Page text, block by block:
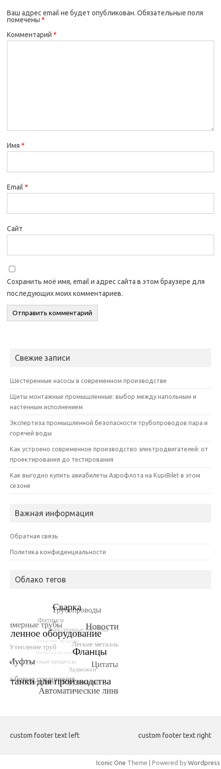
Ваш адрес email не будет опубликован. Обязательные поля
помечены *
Комментарий *
Имя *
Email *
Сайт
Сохранить моё имя, email и адрес сайта в этом браузере для
последующих моих комментариев.
Свежие записи
Шестеренные насосы в современном производстве
Щиты монтажные промышленные: выбор между напольным и
настенным исполнением
Экспертиза промышленной безопасности трубопроводов пара и
горячей воды
Как устроено современное производство электродвигателей: от
проектирования до тестирования
Как выгодно купить авиабилеты Аэрофлота на KupiBilet в этом
сезоне
Важная информация
Обратная связь
Политика конфиденциальности
Облако тегов
custom footer text left custom footer text right
Iconic One Theme | Powered by Wordpress